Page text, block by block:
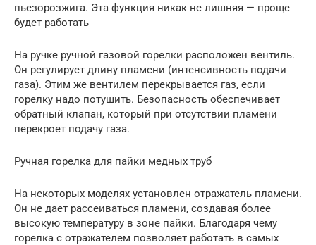
пьезорозжига. Эта функция никак не лишняя — проще
будет работать
На ручке ручной газовой горелки расположен вентиль.
Он регулирует длину пламени (интенсивность подачи
газа). Этим же вентилем перекрывается газ, если
горелку надо потушить. Безопасность обеспечивает
обратный клапан, который при отсутствии пламени
перекроет подачу газа.
Ручная горелка для пайки медных труб
На некоторых моделях установлен отражатель пламени.
Он не дает рассеиваться пламени, создавая более
высокую температуру в зоне пайки. Благодаря чему
горелка с отражателем позволяет работать в самых